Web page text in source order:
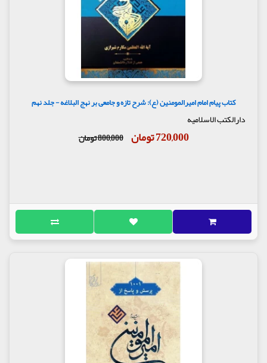
کتاب پیام امام امیرالمومنین (ع): شرح تازه و جامعی بر نهج البلاغه - جلد نهم
دارالکتب الاسلامیه
720,000 تومان 800,000 تومان